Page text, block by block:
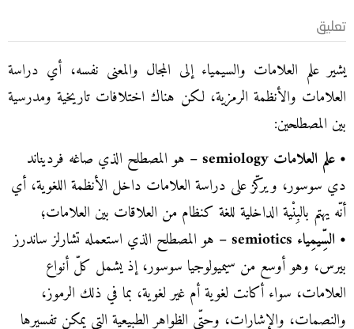
تعليق
يشير علم العلامات والسيمياء إلى المجال والمعنى نفسه، أي دراسة
العلامات والأنظمة الرمزية، لكن هناك اختلافات تاريخية ومدرسية
بين المصطلحين:
• علم العلاماتsemiology
– هو المصطلح الذي صاغه فرديناند
دي سوسور، ويركّز على دراسة العلامات داخل الأنظمة اللغوية، أي
أنّه يهتم بالبِنْية الداخلية للغة كنظام من العلاقات بين العلامات؛
• السِّيمِياء semiotics
– هو المصطلح الذي استعمله تشارلز ساندرز
بيرس، وهو أوسع من سيميولوجيا سوسور، إذ يشمل كلّ أنواع
العلامات، سواء أكانت لغوية أم غير لغوية، بما في ذلك الرموز،
والنصمات، والإشارات، وحتّى الظواهر الطبيعية التي يمكن تفسيرها